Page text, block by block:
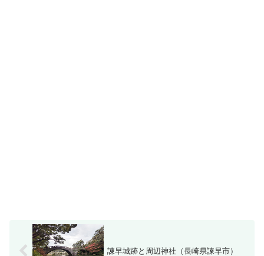
諫早城跡と周辺神社（長崎県諫早市）